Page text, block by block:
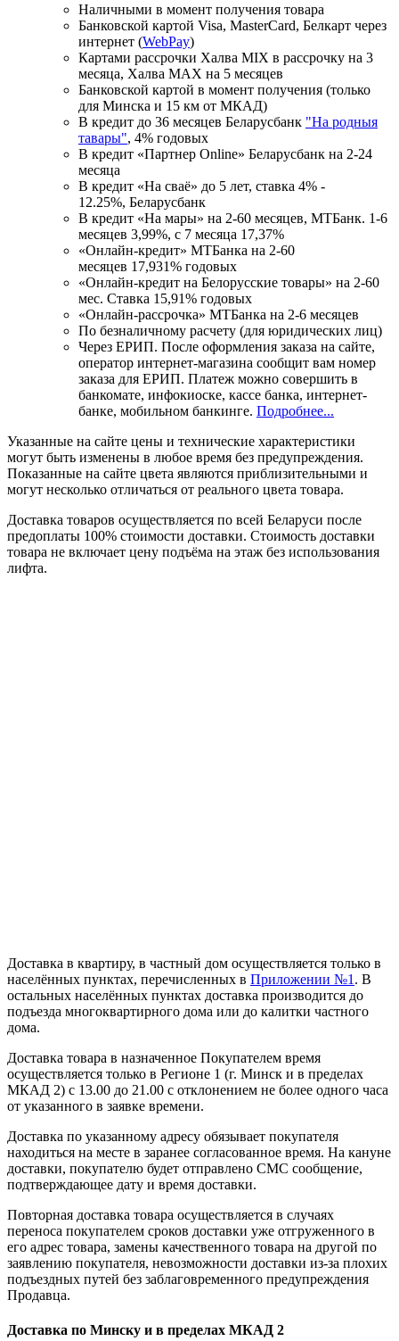
Наличными в момент получения товара
Банковской картой Visa, MasterCard, Белкарт через
интернет (WebPay)
Картами рассрочки Халва MIX в рассрочку на 3
месяца, Халва MАХ на 5 месяцев
Банковской картой в момент получения (только
для Минска и 15 км от МКАД)
В кредит до 36 месяцев Беларусбанк "На родныя
тавары", 4% годовых
В кредит «Партнер Online» Беларусбанк на 2-24
месяца
В кредит «На сваё» до 5 лет, ставка 4% -
12.25%, Беларусбанк
В кредит «На мары» на 2-60 месяцев, МТБанк. 1-6
месяцев 3,99%, с 7 месяца 17,37%
«Онлайн-кредит» МТБанка на 2-60
месяцев 17,931% годовых
«Онлайн-кредит на Белорусские товары» на 2-60
мес. Ставка 15,91% годовых
«Онлайн-рассрочка» МТБанка на 2-6 месяцев
По безналичному расчету (для юридических лиц)
Через ЕРИП. После оформления заказа на сайте,
оператор интернет-магазина сообщит вам номер
заказа для ЕРИП. Платеж можно совершить в
банкомате, инфокиоске, кассе банка, интернет-
банке, мобильном банкинге. Подробнее...
Указанные на сайте цены и технические характеристики
могут быть изменены в любое время без предупреждения.
Показанные на сайте цвета являются приблизительными и
могут несколько отличаться от реального цвета товара.
Доставка товаров осуществляется по всей Беларуси после
предоплаты 100% стоимости доставки. Стоимость доставки
товара не включает цену подъёма на этаж без использования
лифта.
Доставка в квартиру, в частный дом осуществляется только в
населённых пунктах, перечисленных в Приложении №1 . В
остальных населённых пунктах доставка производится до
подъезда многоквартирного дома или до калитки частного
дома.
Доставка товара в назначенное Покупателем время
осуществляется только в Регионе 1 (г. Минск и в пределах
МКАД 2) с 13.00 до 21.00 с отклонением не более одного часа
от указанного в заявке времени.
Доставка по указанному адресу обязывает покупателя
находиться на месте в заранее согласованное время. На кануне
доставки, покупателю будет отправлено СМС сообщение,
подтверждающее дату и время доставки.
Повторная доставка товара осуществляется в случаях
переноса покупателем сроков доставки уже отгруженного в
его адрес товара, замены качественного товара на другой по
заявлению покупателя, невозможности доставки из-за плохих
подъездных путей без заблаговременного предупреждения
Продавца.
Доставка по Минску и в пределах МКАД 2